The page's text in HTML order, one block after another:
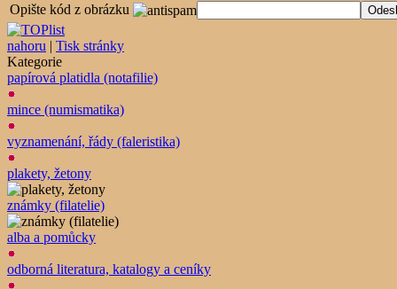
Opište kód z obrázku
nahoru | Tisk stránky
Kategorie
papírová platidla (notafilie)
mince (numismatika)
vyznamenání, řády (faleristika)
plakety, žetony
známky (filatelie)
alba a pomůcky
odborná literatura, katalogy a ceníky